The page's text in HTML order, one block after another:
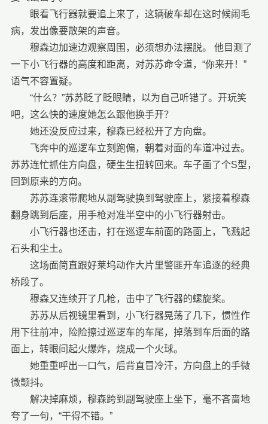
眼看飞行器就要追上来了，这辆破车却在这时候闹毛
病，发出像要散架的声音。
穆森边加速边观察周围，必须想办法摆脱。 他目测了
一下小飞行器的高度和距离，对苏苏命令道，“你来开！”
语气不容置疑。
“什么？”苏苏眨了眨眼睛，以为自己听错了。开玩笑
吧，这么快的速度她怎么跟他换手开？
她还没反应过来，穆森已经松开了方向盘。
飞奔中的巡逻车立刻跑偏，朝着对面的车道冲过去。
苏苏连忙抓住方向盘，硬生生扭转回来。车子画了个S型，
回到原来的方向。
苏苏连滚带爬地从副驾驶换到驾驶座上，紧接着穆森
翻身跳到后座，用手枪对准半空中的小飞行器射击。
小飞行器也还击，打在巡逻车前面的路面上，飞溅起
石头和尘土。
这场面简直跟好莱坞动作大片里警匪开车追逐的经典
桥段了。
穆森又连续开了几枪，击中了飞行器的螺旋桨。
苏苏从后视镜里看到，小飞行器晃荡了几下，惯性作
用下往前冲，险险擦过巡逻车的车尾，掉落到车后面的路
面上，转眼间起火爆炸，烧成一个火球。
她重重呼出一口气，后背直冒冷汗，方向盘上的手微
微颤抖。
解决掉麻烦，穆森跨到副驾驶座上坐下，毫不吝啬地
夸了一句，“干得不错。”